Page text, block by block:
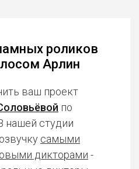
роликов
Арлин
ваш проект
по
нашей студии
самыми
дикторами -